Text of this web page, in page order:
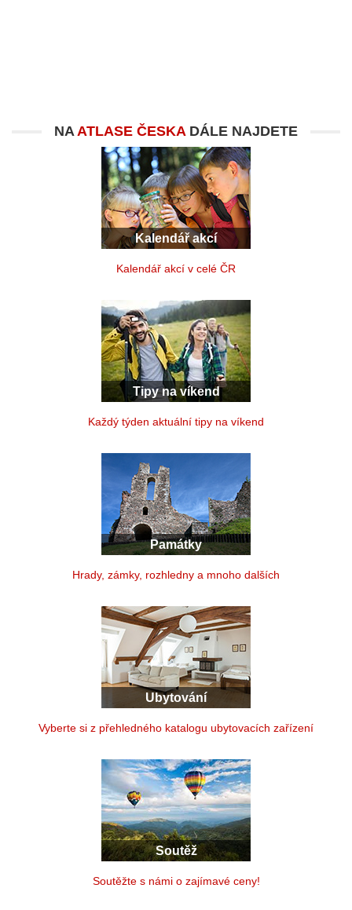
NAATLASE ČESKADÁLE NAJDETE
Kalendář akcí
Kalendář akcí v celé ČR
Tipy na víkend
Každý týden aktuální tipy na víkend
Památky
Hrady, zámky, rozhledny a mnoho dalších
Ubytování
Vyberte si z přehledného katalogu ubytovacích zařízení
Soutěž
Soutěžte s námi o zajímavé ceny!